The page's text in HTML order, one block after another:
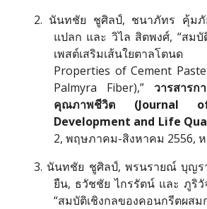
2. นันทชัย ชูศิลป์, ชนาภัทร คุ้ม
แปลก และ วิไล สิตพงศ์, “สมบั
เพสต์เสริมเส้นใยตาลโต
Properties of Cement
Palmyra Fiber),” วารสาร
คุณภาพชีวิต (Journal
Development and Life
2, พฤษภาคม-สิงหาคม 2556, ห
3. นันทชัย ชูศิลป์, พรนรายณ์ บุญ
ยืน, ธวัชชัย ไกรรัตน์ และ ภูริวั
“สมบัติเชิงกลของคอนกรีตผสม